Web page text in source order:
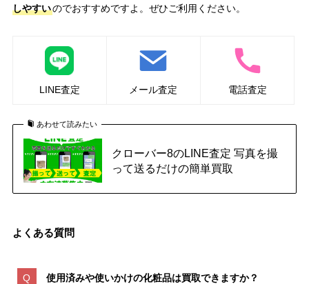
しやすいのでおすすめですよ。ぜひご利用ください。
LINE査定 メール査定 電話査定
あわせて読みたい
クローバー8のLINE査定 写真を撮
って送るだけの簡単買取
よくある質問
使用済みや使いかけの化粧品は買取できますか？